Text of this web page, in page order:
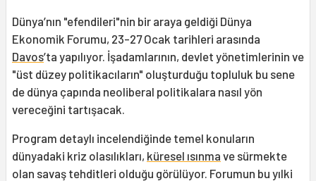
Dünya’nın "efendileri"nin bir araya geldiği Dünya
Ekonomik Forumu, 23-27 Ocak tarihleri arasında
Davos’ta yapılıyor. İşadamlarının, devlet yönetimlerinin ve
"üst düzey politikacıların" oluşturduğu topluluk bu sene
de dünya çapında neoliberal politikalara nasıl yön
vereceğini tartışacak.
Program detaylı incelendiğinde temel konuların
dünyadaki kriz olasılıkları, küresel ısınma ve sürmekte
olan savaş tehditleri olduğu görülüyor. Forumun bu yılki